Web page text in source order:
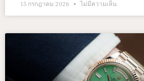
15 กรกฎาคม 2026 ไม่มีความเห็น